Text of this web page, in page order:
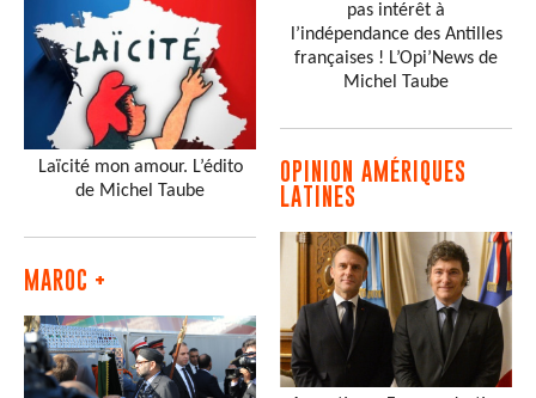
Laïcité mon amour. L’édito
de Michel Taube
MAROC +
pas intérêt à
l’indépendance des Antilles
françaises ! L’Opi’News de
Michel Taube
OPINION AMÉRIQUES
LATINES